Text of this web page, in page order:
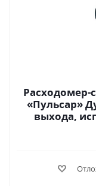
Расходомер-
«Пульсар»
выхода,